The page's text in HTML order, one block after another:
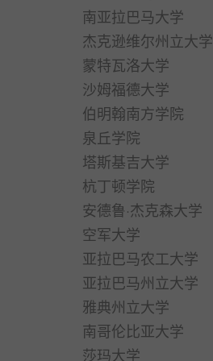
南亚拉巴马大学
杰克逊维尔州立大学
蒙特瓦洛大学
沙姆福德大学
伯明翰南方学院
泉丘学院
塔斯基吉大学
杭丁顿学院
安德鲁·杰克森大学
空军大学
亚拉巴马农工大学
亚拉巴马州立大学
雅典州立大学
南哥伦比亚大学
莎玛大学